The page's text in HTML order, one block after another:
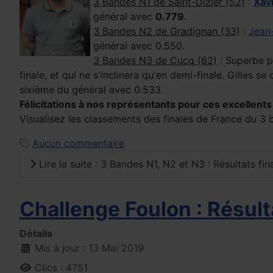
général avec 0.779.
3 Bandes N2 de Gradignan (33) :
général avec 0.550.
3 Bandes N3 de Cucq (62) : Superbe
finale, et qui ne s'inclinera qu'en demi-finale. Gilles
sixième du général avec 0.533.
Félicitations à nos représentants pour ces excellents
Visualisez les classements des finales de France du 3
Aucun commentaire
Lire la suite : 3 Bandes N1, N2 et N3 : Résultats
Challenge Foulon :
Détails
Mis à jour : 13 Mai 2019
Clics : 4751